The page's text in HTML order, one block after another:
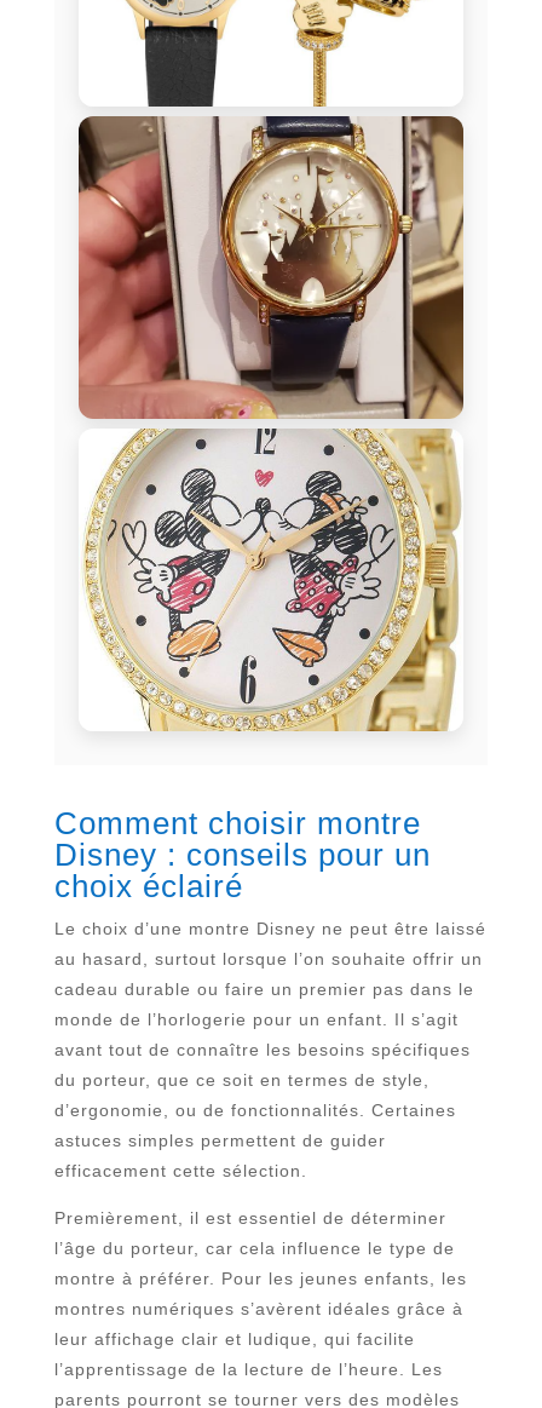
Comment choisir montre
Disney : conseils pour un
choix éclairé
Le choix d’une montre Disney ne peut être laissé
au hasard, surtout lorsque l’on souhaite offrir un
cadeau durable ou faire un premier pas dans le
monde de l’horlogerie pour un enfant. Il s’agit
avant tout de connaître les besoins spécifiques
du porteur, que ce soit en termes de style,
d’ergonomie, ou de fonctionnalités. Certaines
astuces simples permettent de guider
efficacement cette sélection.
Premièrement, il est essentiel de déterminer
l’âge du porteur, car cela influence le type de
montre à préférer. Pour les jeunes enfants, les
montres numériques s’avèrent idéales grâce à
leur affichage clair et ludique, qui facilite
l’apprentissage de la lecture de l’heure. Les
parents pourront se tourner vers des modèles